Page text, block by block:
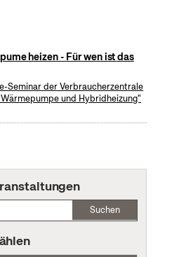
heizen - Für wen ist das
Seminar der Verbraucherzentrale
und Hybridheizung"
Suchen